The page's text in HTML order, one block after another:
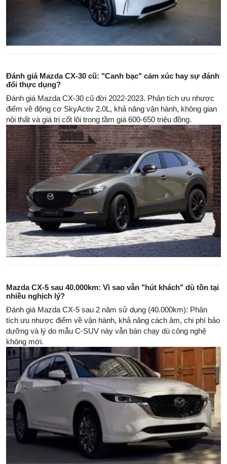
Đánh giá Mazda CX-30 cũ: "Canh bạc" cảm xúc hay sự đánh
đổi thực dụng?
Đánh giá Mazda CX-30 cũ đời 2022-2023. Phân tích ưu nhược
điểm về động cơ SkyActiv 2.0L, khả năng vận hành, không gian
nội thất và giá trị cốt lõi trong tầm giá 600-650 triệu đồng.
Mazda CX-5 sau 40.000km: Vì sao vẫn "hút khách" dù tồn tại
nhiều nghịch lý?
Đánh giá Mazda CX-5 sau 2 năm sử dụng (40.000km): Phân
tích ưu nhược điểm về vận hành, khả năng cách âm, chi phí bảo
dưỡng và lý do mẫu C-SUV này vẫn bán chạy dù công nghệ
không mới.